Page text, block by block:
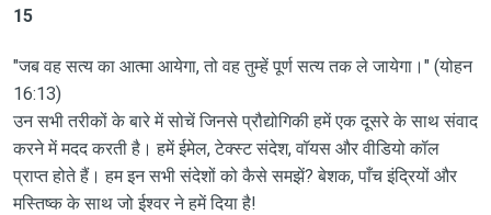
15
"जब वह सत्य का आत्मा आयेगा, तो वह तुम्हें पूर्ण सत्य तक ले जायेगा।" (योहन
16:13)
उन सभी तरीकों के बारे में सोचें जिनसे प्रौद्योगिकी हमें एक दूसरे के साथ संवाद
करने में मदद करती है। हमें ईमेल, टेक्स्ट संदेश, वॉयस और वीडियो कॉल
प्राप्त होते हैं। हम इन सभी संदेशों को कैसे समझें? बेशक, पाँच इंद्रियों और
मस्तिष्क के साथ जो ईश्वर ने हमें दिया है!